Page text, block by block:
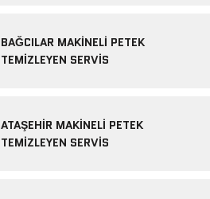
BAĞCILAR MAKINELI PETEK
TEMIZLEYEN SERVIS
ATAŞEHIR MAKINELI PETEK
TEMIZLEYEN SERVIS